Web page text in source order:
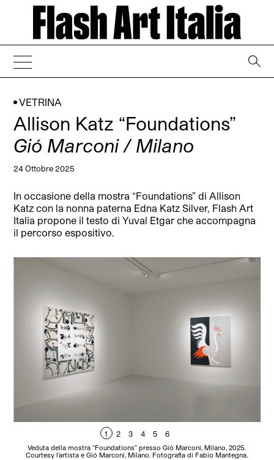
VETRINA
Allison Katz “Foundations”
Gió Marconi / Milano
24 Ottobre 2025
In occasione della mostra “Foundations” di Allison
Katz con la nonna paterna Edna Katz Silver, Flash Art
Italia propone il testo di Yuval Etgar che accompagna
il percorso espositivo.
1 2 3 4 5 6
Veduta della mostra “Foundations” presso Gió Marconi, Milano, 2025.
Courtesy l’artista e Gió Marconi, Milano. Fotografia di Fabio Mantegna.